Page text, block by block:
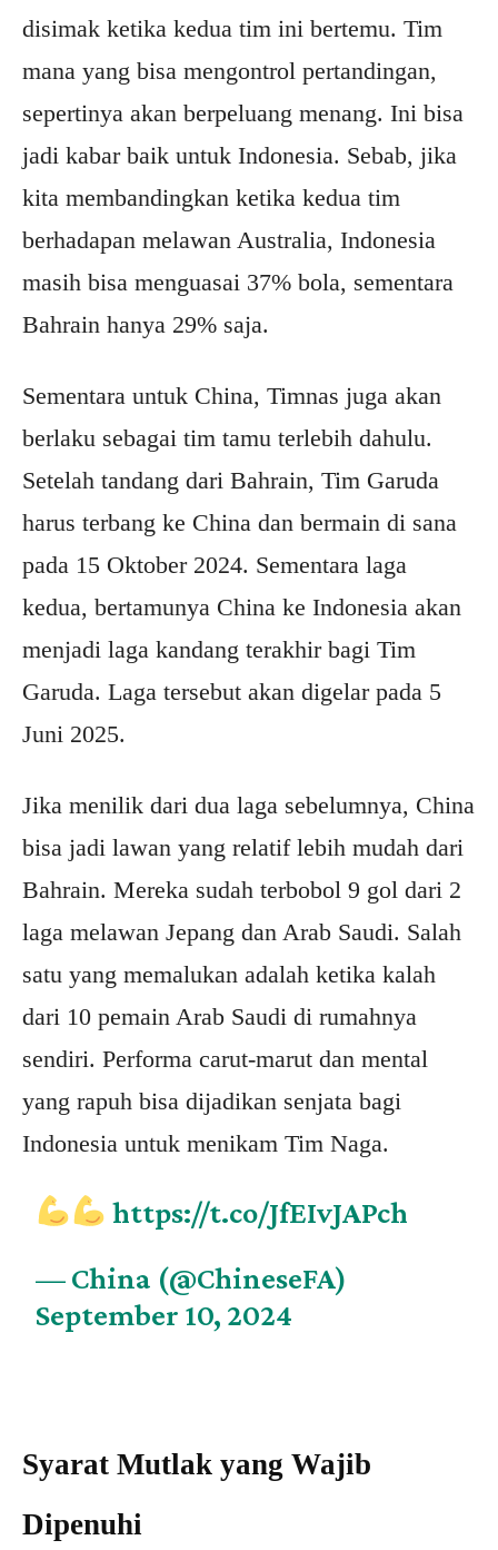
disimak ketika kedua tim ini bertemu. Tim
mana yang bisa mengontrol pertandingan,
sepertinya akan berpeluang menang. Ini bisa
jadi kabar baik untuk Indonesia. Sebab, jika
kita membandingkan ketika kedua tim
berhadapan melawan Australia, Indonesia
masih bisa menguasai 37% bola, sementara
Bahrain hanya 29% saja.
Sementara untuk China, Timnas juga akan
berlaku sebagai tim tamu terlebih dahulu.
Setelah tandang dari Bahrain, Tim Garuda
harus terbang ke China dan bermain di sana
pada 15 Oktober 2024. Sementara laga
kedua, bertamunya China ke Indonesia akan
menjadi laga kandang terakhir bagi Tim
Garuda. Laga tersebut akan digelar pada 5
Juni 2025.
Jika menilik dari dua laga sebelumnya, China
bisa jadi lawan yang relatif lebih mudah dari
Bahrain. Mereka sudah terbobol 9 gol dari 2
laga melawan Jepang dan Arab Saudi. Salah
satu yang memalukan adalah ketika kalah
dari 10 pemain Arab Saudi di rumahnya
sendiri. Performa carut-marut dan mental
yang rapuh bisa dijadikan senjata bagi
Indonesia untuk menikam Tim Naga.
https://t.co/JfEIvJAPch
— China (@ChineseFA)
September 10, 2024
Syarat Mutlak yang Wajib
Dipenuhi